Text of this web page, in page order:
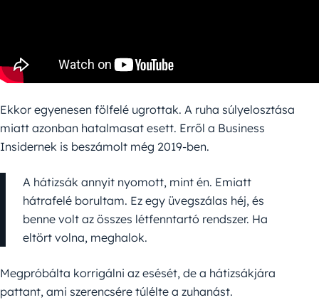
Ekkor egyenesen fölfelé ugrottak. A ruha súlyelosztása
miatt azonban hatalmasat esett. Erről a Business
Insidernek is beszámolt még 2019-ben.
A hátizsák annyit nyomott, mint én. Emiatt
hátrafelé borultam. Ez egy üvegszálas héj, és
benne volt az összes létfenntartó rendszer. Ha
eltört volna, meghalok.
Megpróbálta korrigálni az esését, de a hátizsákjára
pattant, ami szerencsére túlélte a zuhanást.